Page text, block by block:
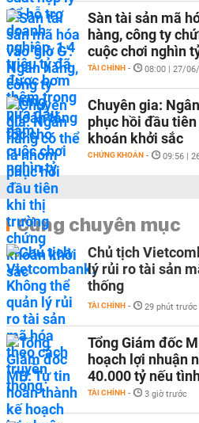
Sàn tài sản mã
hàng, công ty
cuộc chơi nghìn
TÀI CHÍNH - 08:00 | 27/
Chuyên gia:
phục hồi đầu
khoán khởi sắc
CHỨNG KHOÁN - 09:56 |
Cùng chuyên mục
Chủ tịch
lý rủi ro tài sản
thống
TÀI CHÍNH - 29 phút trước
Tổng Giám đốc
hoạch lợi nhuận
40.000 tỷ nếu
TÀI CHÍNH - 3 giờ trước